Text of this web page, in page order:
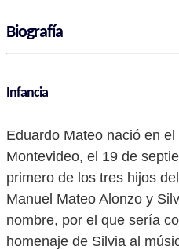
Biografía
Infancia
Eduardo Mateo nació en
Montevideo, el 19 de
primero de los tres hijos
Manuel Mateo Alonzo y
nombre, por el que sería
homenaje de Silvia al